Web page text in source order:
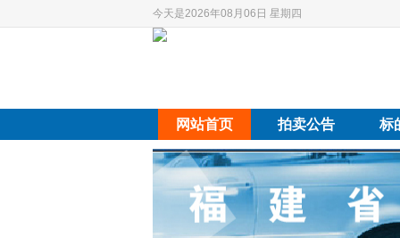
今天是2026年08月06日 星期四
网站首页 拍卖公告 标